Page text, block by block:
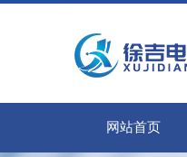
网站首页